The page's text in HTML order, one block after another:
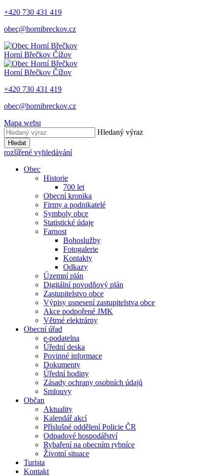
+420 730 431 419
obec@hornibreckov.cz
Horní Břečkov Čížov
Horní Břečkov Čížov
+420 730 431 419
obec@hornibreckov.cz
Mapa webu
Hledaný výraz
Hledat
rozšířené vyhledávání
Obec
Historie
700 let
Obecní kronika
Firmy a podnikatelé
Symboly obce
Statistické údaje
Farnost
Bohoslužby
Fotogalerie
Kontakty
Odkazy
Územní plán
Digitální povodňový plán
Zastupitelstvo obce
Výpisy usnesení zastupitelstva obce
Akce podpořené JMK
Větrné elektrárny
Obecní úřad
e-podatelna
Úřední deska
Povinné informace
Dokumenty
Úřední hodiny
Zásady ochrany osobních údajů
Smlouvy
Občan
Aktuality
Kalendář akcí
Příslušné oddělení Policie ČR
Odpadové hospodářství
Rybaření na obecním rybníce
Životní situace
Turista
Kontakt